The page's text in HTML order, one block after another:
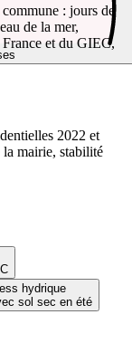
hydrique
sol sec en été
: jours de
de la mer,
France et du GIEC,
2022 et
mairie, stabilité